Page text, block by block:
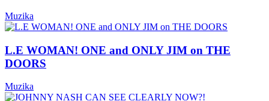
Muzika
L.E WOMAN! ONE and ONLY JIM on THE
DOORS
Muzika